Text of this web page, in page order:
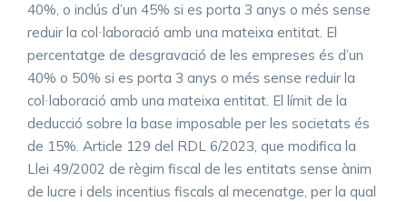
40%, o inclús d’un 45% si es porta 3 anys o més sense
reduir la col·laboració amb una mateixa entitat. El
percentatge de desgravació de les empreses és d’un
40% o 50% si es porta 3 anys o més sense reduir la
col·laboració amb una mateixa entitat. El límit de la
deducció sobre la base imposable per les societats és
de 15%. Article 129 del RDL 6/2023, que modifica la
Llei 49/2002 de règim fiscal de les entitats sense ànim
de lucre i dels incentius fiscals al mecenatge, per la qual